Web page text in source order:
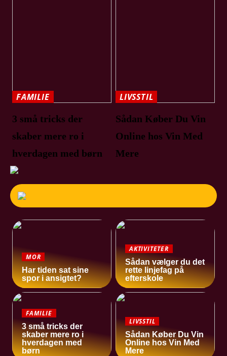
FAMILIE
3 små tricks der
skaber mere ro i
hverdagen med børn
LIVSSTIL
Sådan Køber Du Vin
Online hos Vin Med
Mere
MOR
Har tiden sat sine
spor i ansigtet?
AKTIVITETER
Sådan vælger du det
rette linjefag på
efterskole
FAMILIE
3 små tricks der
skaber mere ro i
hverdagen med
børn
LIVSSTIL
Sådan Køber Du Vin
Online hos Vin Med
Mere